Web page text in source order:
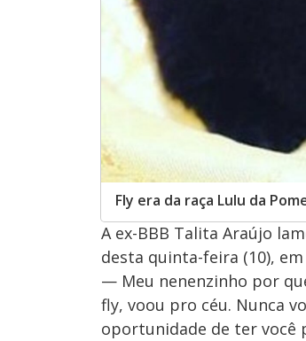
Fly era da raça Lulu da
A ex-BBB Talita Araújo
desta quinta-feira (10),
— Meu nenenzinho por
fly, voou pro céu. Nunca
oportunidade de ter você